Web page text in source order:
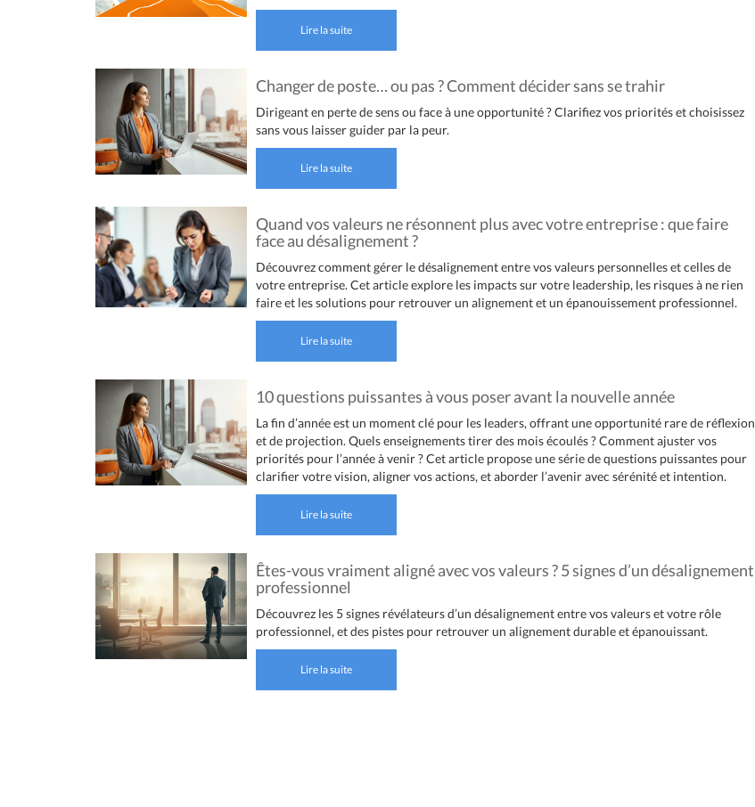
Lire la suite
Changer de poste… ou pas ? Comment décider sans se trahir
Dirigeant en perte de sens ou face à une opportunité ? Clarifiez vos priorités et choisissez
sans vous laisser guider par la peur.
Lire la suite
Quand vos valeurs ne résonnent plus avec votre entreprise : que faire
face au désalignement ?
Découvrez comment gérer le désalignement entre vos valeurs personnelles et celles de
votre entreprise. Cet article explore les impacts sur votre leadership, les risques à ne rien
faire et les solutions pour retrouver un alignement et un épanouissement professionnel.
Lire la suite
10 questions puissantes à vous poser avant la nouvelle année
La fin d’année est un moment clé pour les leaders, offrant une opportunité rare de réflexion
et de projection. Quels enseignements tirer des mois écoulés ? Comment ajuster vos
priorités pour l’année à venir ? Cet article propose une série de questions puissantes pour
clarifier votre vision, aligner vos actions, et aborder l’avenir avec sérénité et intention.
Lire la suite
Êtes-vous vraiment aligné avec vos valeurs ? 5 signes d’un désalignement
professionnel
Découvrez les 5 signes révélateurs d’un désalignement entre vos valeurs et votre rôle
professionnel, et des pistes pour retrouver un alignement durable et épanouissant.
Lire la suite